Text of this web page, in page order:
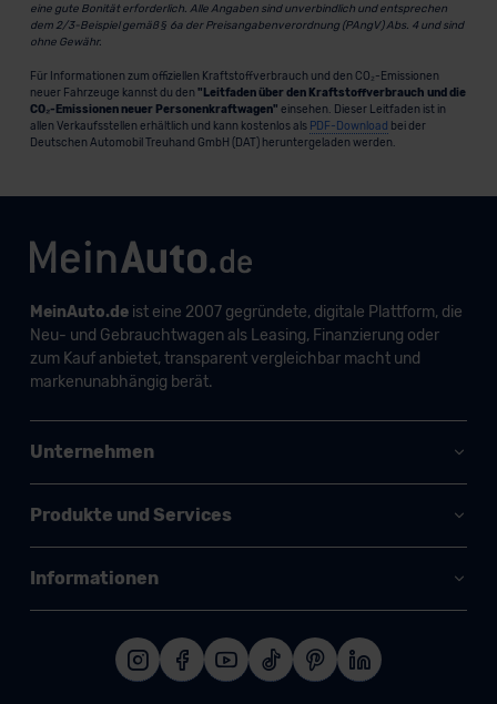
eine gute Bonität erforderlich. Alle Angaben sind unverbindlich und entsprechen
dem 2/3-Beispiel gemäß § 6a der Preisangabenverordnung (PAngV) Abs. 4 und sind
ohne Gewähr.
Für Informationen zum offiziellen Kraftstoffverbrauch und den CO₂-Emissionen
neuer Fahrzeuge kannst du den "Leitfaden über den Kraftstoffverbrauch und die
CO₂-Emissionen neuer Personenkraftwagen" einsehen. Dieser Leitfaden ist in
allen Verkaufsstellen erhältlich und kann kostenlos als PDF-Download bei der
Deutschen Automobil Treuhand GmbH (DAT) heruntergeladen werden.
MeinAuto.deist eine 2007 gegründete, digitale Plattform, die
Neu- und Gebrauchtwagen als Leasing, Finanzierung oder
zum Kauf anbietet, transparent vergleichbar macht und
markenunabhängig berät.
Unternehmen
Produkte und Services
Informationen